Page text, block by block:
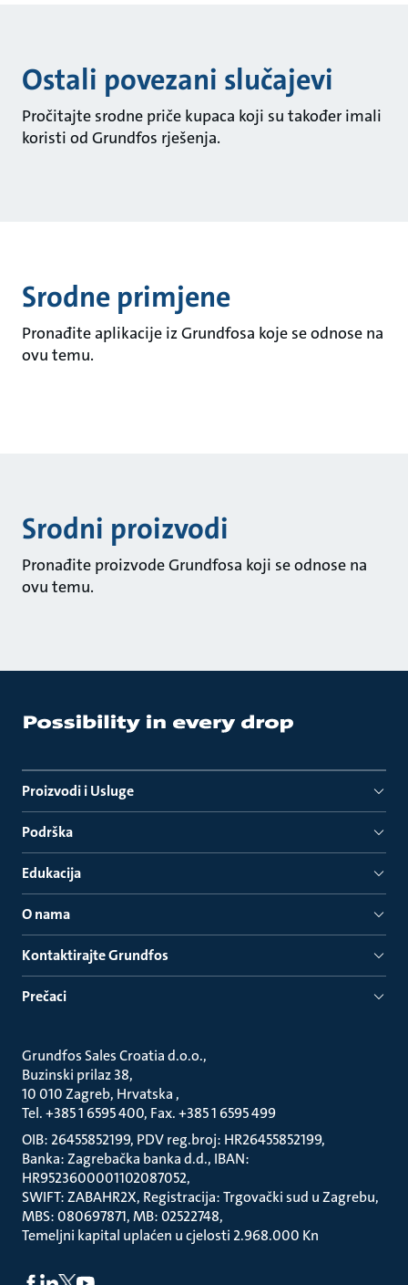
Ostali povezani slučajevi
Pročitajte srodne priče kupaca koji su također imali
koristi od Grundfos rješenja.
Srodne primjene
Pronađite aplikacije iz Grundfosa koje se odnose na
ovu temu.
Srodni proizvodi
Pronađite proizvode Grundfosa koji se odnose na
ovu temu.
Proizvodi i Usluge
Podrška
Edukacija
O nama
Kontaktirajte Grundfos
Prečaci
Grundfos Sales Croatia d.o.o.
Buzinski prilaz 38
10 010 Zagreb, Hrvatska
Tel. +385 1 6595 400, Fax. +385 1 6595 499
OIB: 26455852199, PDV reg.broj: HR26455852199
Banka: Zagrebačka banka d.d., IBAN:
HR9523600001102087052
SWIFT: ZABAHR2X, Registracija: Trgovački sud u Zagrebu
MBS: 080697871, MB: 02522748
Temeljni kapital uplaćen u cjelosti 2.968.000 Kn